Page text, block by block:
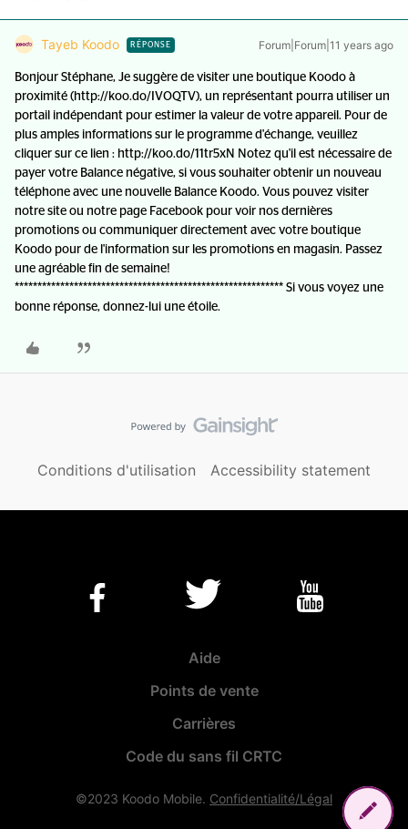
Tayeb Koodo RÉPONSE Forum|Forum|11 years ago
Bonjour Stéphane, Je suggère de visiter une boutique Koodo à
proximité (http://koo.do/IVOQTV), un représentant pourra utiliser un
portail indépendant pour estimer la valeur de votre appareil. Pour de
plus amples informations sur le programme d'échange, veuillez
cliquer sur ce lien : http://koo.do/11tr5xN Notez qu'il est nécessaire de
payer votre Balance négative, si vous souhaiter obtenir un nouveau
téléphone avec une nouvelle Balance Koodo. Vous pouvez visiter
notre site ou notre page Facebook pour voir nos dernières
promotions ou communiquer directement avec votre boutique
Koodo pour de l'information sur les promotions en magasin. Passez
une agréable fin de semaine!
*********************************************************** Si vous voyez une
bonne réponse, donnez-lui une étoile.
Conditions d'utilisation Accessibility statement
Aide
Points de vente
Carrières
Code du sans fil CRTC
©2023 Koodo Mobile. Confidentialité/Légal